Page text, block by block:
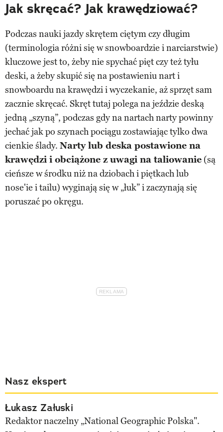
Jak skręcać? Jak krawędziować?
Podczas nauki jazdy skrętem ciętym czy długim
(terminologia różni się w snowboardzie i narciarstwie)
kluczowe jest to, żeby nie spychać pięt czy też tyłu
deski, a żeby skupić się na postawieniu nart i
snowboardu na krawędzi i wyczekanie, aż sprzęt sam
zacznie skręcać. Skręt tutaj polega na jeździe deską
jedną „szyną”, podczas gdy na nartach narty powinny
jechać jak po szynach pociągu zostawiając tylko dwa
cienkie ślady. Narty lub deska postawione na
krawędzi i obciążone z uwagi na taliowanie (są
cieńsze w środku niż na dziobach i piętkach lub
nose'ie i tailu) wyginają się w „łuk” i zaczynają się
poruszać po okręgu.
Nasz ekspert
Łukasz Załuski
Redaktor naczelny „National Geographic Polska".